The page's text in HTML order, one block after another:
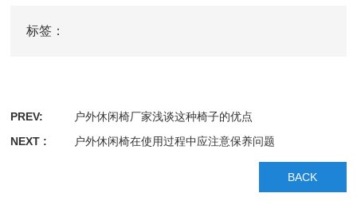
标签：
PREV:
户外休闲椅厂家浅谈这种椅子的优点
NEXT :
户外休闲椅在使用过程中应注意保养问题
BACK